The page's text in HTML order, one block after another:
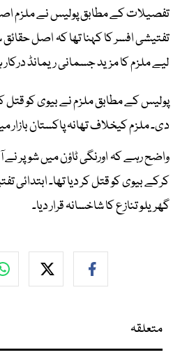
تفصیلات کے مطابق پولیس نے ملزم
تفتیشی افسر کا کہنا تھا کہ اصل
لیے ملزم کا مزید جسمانی ریمانڈ
پولیس کے مطابق ملزم نے بیوی کو قتل
دی۔ ملزم کیخلاف تھانہ پاکستان بازار
واضح رہے کہ اورنگی ٹاؤن میں شوپر نے
کرکے بیوی کو قتل کر دیا تھا۔
گھریلو تنازع کا شاخسانہ قرار دیا۔
متعلقہ